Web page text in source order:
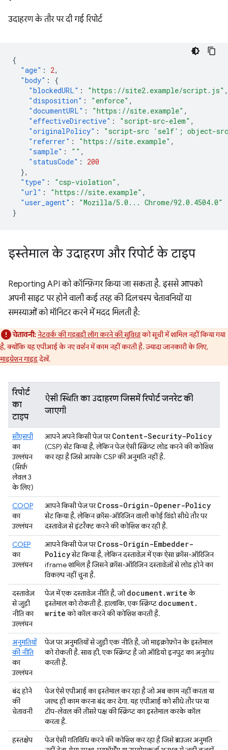
उदाहरण के तौर पर दी गई रिपोर्ट
{
"age" : 2,
"body" :
{
"blockedURL" : "https://site2.example/script.js" ,
"disposition" : "enforce" ,
"documentURL" : "https://site.example" ,
"effectiveDirective" : "script-src-elem" ,
"originalPolicy" :
"script-src 'self'; object-src
"referrer" : "https://site.example" ,
"sample" : "" ,
"statusCode" :
200
},
"type" : "csp-violation" ,
"url" : "https://site.example" ,
"user_agent" :
"Mozilla/5.0... Chrome/92.0.4504.0"
}
इस्तेमाल के उदाहरण और रिपोर्ट के टाइप
Reporting API को कॉन्फ़िगर किया जा सकता है. इससे आपको
अपनी साइट पर होने वाली कई तरह की दिलचस्प चेतावनियों या
समस्याओं को मॉनिटर करने में मदद मिलती है:
चेतावनी:नेटवर्क की गड़बड़ी लॉग करने की सुविधाको सूची में शामिल नहीं किया गया
है, क्योंकि यह एपीआई के नए वर्शन में काम नहीं करती है. ज़्यादा जानकारी के लिए,
माइग्रेशन गाइडदेखें.
रिपोर्ट
का
टाइप
ऐसी स्थिति का उदाहरण जिसमें रिपोर्ट जनरेट की
जाएगी
सीएसपी
का
उल्लंघन
(सिर्फ़
लेवल 3
के लिए)
आपने अपने किसी पेज परContent-Security-Policy
(CSP) सेट किया है, लेकिन पेज ऐसी स्क्रिप्ट लोड करने की कोशिश
कर रहा है जिसे आपके CSP की अनुमति नहीं है.
COOP
का
उल्लंघन
आपने किसी पेज परCross-Origin-Opener-Policy
सेट किया है, लेकिन क्रॉस-ऑरिजिन वाली कोई विंडो सीधे तौर पर
दस्तावेज़ से इंटरैक्ट करने की कोशिश कर रही है.
COEP
का
उल्लंघन
आपने किसी पेज परCross-Origin-Embedder-
Policyसेट किया है, लेकिन दस्तावेज़ में एक ऐसा क्रॉस-ऑरिजिन
iframe शामिल है जिसने क्रॉस-ऑरिजिन दस्तावेज़ों से लोड होने का
विकल्प नहीं चुना है.
दस्तावेज़
से जुड़ी
नीति का
उल्लंघन
पेज में एक दस्तावेज़ नीति है, जोdocument .writeके
इस्तेमाल को रोकती है. हालांकि, एक स्क्रिप्ट document .
writeको कॉल करने की कोशिश करती है.
अनुमतियों
की नीति
का
उल्लंघन
पेज पर अनुमतियों से जुड़ी एक नीति है, जो माइक्रोफ़ोन के इस्तेमाल
को रोकती है. साथ ही, एक स्क्रिप्ट है जो ऑडियो इनपुट का अनुरोध
करती है.
बंद होने
की
चेतावनी
पेज ऐसे एपीआई का इस्तेमाल कर रहा है जो अब काम नहीं करता या
जल्द ही काम करना बंद कर देगा. यह एपीआई को सीधे तौर पर या
टॉप-लेवल की तीसरे पक्ष की स्क्रिप्ट का इस्तेमाल करके कॉल
करता है.
हस्तक्षेप
पेज ऐसी गतिविधि करने की कोशिश कर रहा है जिसे ब्राउज़र अनुमति